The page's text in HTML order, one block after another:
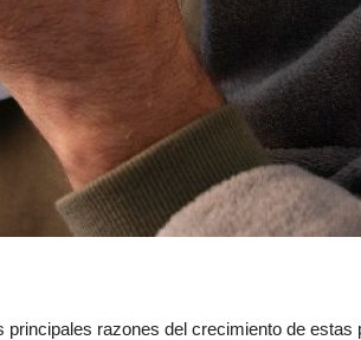
principales razones del crecimiento de estas